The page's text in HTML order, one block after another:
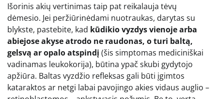
Išorinis akių vertinimas taip pat reikalauja tėvų
dėmesio. Jei peržiūrinėdami nuotraukas, darytas su
blykste, pastebite, kad kūdikio vyzdys vienoje arba
abiejose akyse atrodo ne raudonas, o turi baltą,
gelsvą ar opalo atspindį (šis simptomas mediciniškai
vadinamas leukokorija), būtina ypač skubi gydytojo
apžiūra. Baltas vyzdžio refleksas gali būti įgimtos
kataraktos ar netgi labai pavojingo akies vidaus auglio –